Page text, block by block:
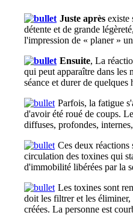
Juste après existe
détente et de grande
l'impression de « planer »
Ensuite, La
qui peut apparaître dans les
séance et durer de
Parfois, la fatigue
d'avoir été roué de coups.
diffuses, profondes,
Ces deux réactions
circulation des toxines qui
d'immobilité libérées par la
Les toxines sont
doit les filtrer et les
créées. La personne est